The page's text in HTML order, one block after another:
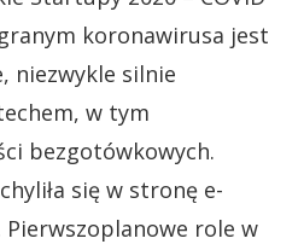
koronawirusa jest
niezwykle silnie
w tym
bezgotówkowych.
się w stronę e-
role w